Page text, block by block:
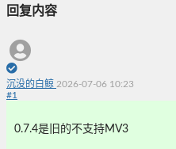
回复内容
沉没的白鲸 2026-07-06 10:23
#1
0.7.4是旧的不支持MV3